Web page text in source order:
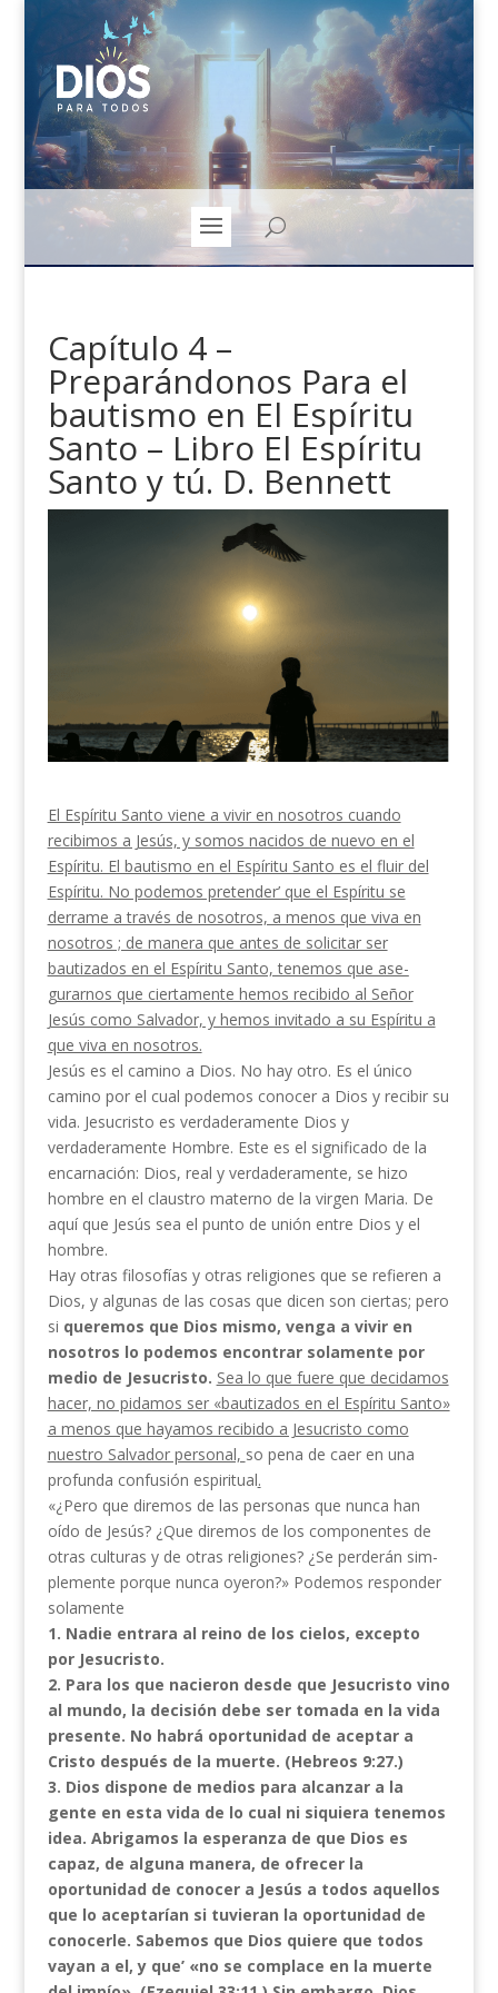
Capítulo 4 –
Preparándonos Para el
bautismo en El Espíritu
Santo – Libro El Espíritu
Santo y tú. D. Bennett
El Espíritu Santo viene a vivir en nosotros cuan­do
recibimos a Jesús, y somos nacidos de nuevo en el
Espíritu. El bautismo en el Espíritu Santo es el fluir del
Espíritu. No podemos pretender’ que el Espíritu se
derrame a través de nosotros, a menos que viva en
nosotros ; de manera que antes de solicitar ser
bautizados en el Espíritu Santo, tenemos que ase­
gurarnos que ciertamente hemos recibido al Señor
Jesús como Salvador, y hemos invitado a su Espíritu a
que viva en nosotros.
Jesús es el camino a Dios. No hay otro. Es el único
camino por el cual podemos conocer a Dios y recibir su
vida. Jesucristo es verdaderamente Dios y
verdaderamente Hombre. Este es el significado de la
encarnación: Dios, real y verdaderamente, se hizo
hombre en el claustro materno de la virgen Maria. De
aquí que Jesús sea el punto de unión entre Dios y el
hombre.
Hay otras filosofías y otras religiones que se re­fieren a
Dios, y algunas de las cosas que dicen son ciertas; pero
si queremos que Dios mismo, venga a vivir en
nosotros lo podemos encontrar solamente por
medio de Jesucristo. Sea lo que fuere que decidamos
hacer, no pidamos ser «bautizados en el Espíritu San­to»
a menos que hayamos recibido a Jesucristo como
nuestro Salvador personal, so pena de caer en una
profunda confusión espiritual.
«¿Pero que diremos de las personas que nunca han
oído de Jesús? ¿Que diremos de los componentes de
otras culturas y de otras religiones? ¿Se perderán sim­
plemente porque nunca oyeron?» Podemos responder
solamente
1. Nadie entrara al reino de los cielos, excepto
por Jesucristo.
2. Para los que nacieron desde que Jesucristo vino
al mundo, la decisión debe ser tomada en la vida
presente. No habrá oportunidad de aceptar a
Cristo después de la muerte. (Hebreos 9:27.)
3. Dios dispone de medios para alcanzar a la
gente en esta vida de lo cual ni siquiera tenemos
idea. Abrigamos la esperanza de que Dios es
capaz, de alguna manera, de ofrecer la
oportunidad de conocer a Jesús a todos aquellos
que lo aceptarían si tuvieran la oportunidad de
co­nocerle. Sabemos que Dios quiere que todos
va­yan a el, y que’ «no se complace en la muerte